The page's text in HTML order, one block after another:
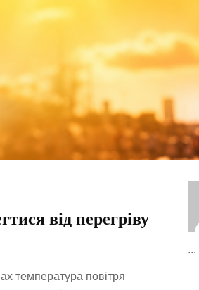
від перегріву
температура повітря
...